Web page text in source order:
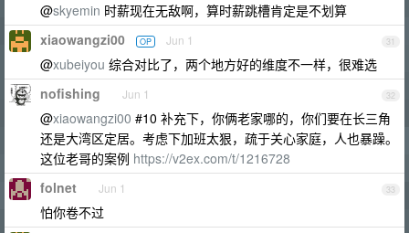
@skyemin 时薪现在无敌啊，算时薪跳槽肯定是不划算
31
xiaowangzi00 OP Jun 1
@xubeiyou 综合对比了，两个地方好的维度不一样，很难选
32
nofishing Jun 1
@xiaowangzi00 #10 补充下，你俩老家哪的，你们要在长三角
还是大湾区定居。考虑下加班太狠，疏于关心家庭，人也暴躁。
这位老哥的案例 https://v2ex.com/t/1216728
33
folnet Jun 1
怕你卷不过